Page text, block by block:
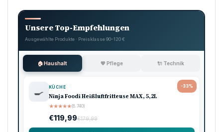
Unsere Top-Empfehlungen
Ausgewählte Produkte · Preisklasse 90–120 €
🏠 Haushalt 💖 Pflege 🔌 Technik
-33%
🍳 KÜCHE
Ninja Foodi Heißluftfritteuse MAX, 5,2L
★★★★★(8.740)
€119,99€179,99